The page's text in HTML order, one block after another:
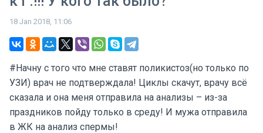
18 Jan 2018, 11:06
#Начну с того что мне ставят поликистоз(но только по
УЗИ) врач не подтверждала! Циклы скачут, врачу всё
сказала и она меня отправила на анализы – из-за
праздников пойду только в среду! И мужа отправила
в ЖК на анализ спермы!